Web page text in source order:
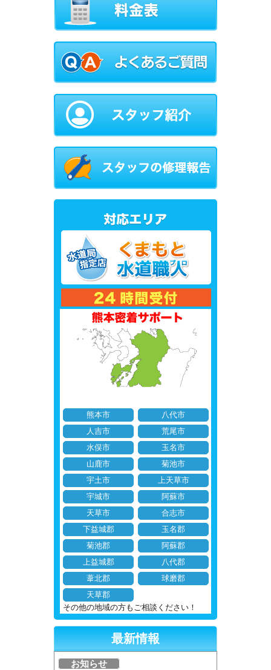
熊本市
八代市
人吉市
荒尾市
水俣市
玉名市
山鹿市
菊池市
宇土市
上天草市
宇城市
阿蘇市
天草市
合志市
下益城郡
玉名郡
菊池郡
阿蘇郡
上益城郡
八代郡
葦北郡
球磨郡
天草郡
その他の地域の方もご相談ください！
最新情報
お知らせ